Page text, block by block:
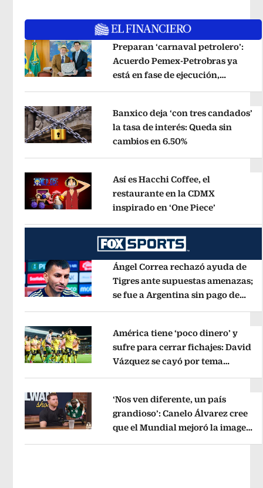
Preparan ‘carnaval petrolero’:
Acuerdo Pemex-Petrobras ya
está en fase de ejecución,
Banxico deja ‘con tres candados’
la tasa de interés: Queda sin
cambios en 6.50%Opens in new
Así es Hacchi Coffee, el
restaurante en la CDMX
inspirado en ‘One Piece’
Ángel Correa rechazó ayuda de
Tigres ante supuestas amenazas;
se fue a Argentina sin pago de
América tiene ‘poco dinero’ y
sufre para cerrar fichajes: David
Vázquez se cayó por tema
‘Nos ven diferente, un país
grandioso’: Canelo Álvarez cree
que el Mundial mejoró la imagen